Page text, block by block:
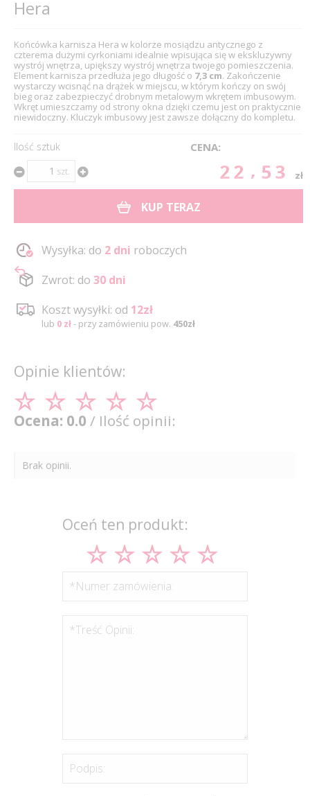
Hera
Końcówka karnisza Hera w kolorze mosiądzu antycznego z
czterema dużymi cyrkoniami idealnie wpisująca się w ekskluzywny
wystrój wnętrza, upiększy wystrój wnętrza twojego pomieszczenia.
Element karnisza przedłuża jego długość o 7,3 cm. Zakończenie
wystarczy wcisnąć na drążek w miejscu, w którym kończy on swój
bieg oraz zabezpieczyć drobnym metalowym wkrętem imbusowym.
Wkręt umieszczamy od strony okna dzięki czemu jest on praktycznie
niewidoczny. Kluczyk imbusowy jest zawsze dołączny do kompletu.
Ilość sztuk
szt.
CENA:
22.53 zł
KUP TERAZ
Wysyłka: do 2 dni roboczych
Zwrot: do 30 dni
Koszt wysyłki: od 12zł
lub 0 zł- przy zamówieniu pow. 450zł
Opinie klientów:
Ocena: 0.0 / Ilość opinii:
Brak opinii.
Oceń ten produkt:
*Numer zamówienia:
*Treść Opinii:
Podpis: